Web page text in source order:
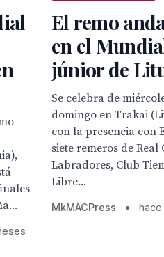
El remo
en el
júnior de
Se celebra de
domingo en Trakai
con la presencia con
siete remeros de Real
Labradores, Club
Libre...
MkMACPress • hace